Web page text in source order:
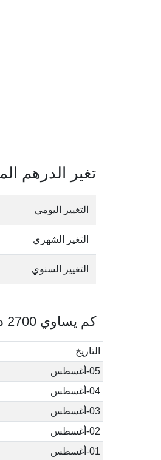
تغير الدرهم
التغيير اليومي
التغير الشهري
التغيير السنوي
كم يساوي 2700 درهم مغربي مقابل الدينار الكويتي في أغسطس, 2026
التاريخ
05-أغسطس
04-أغسطس
03-أغسطس
02-أغسطس
01-أغسطس